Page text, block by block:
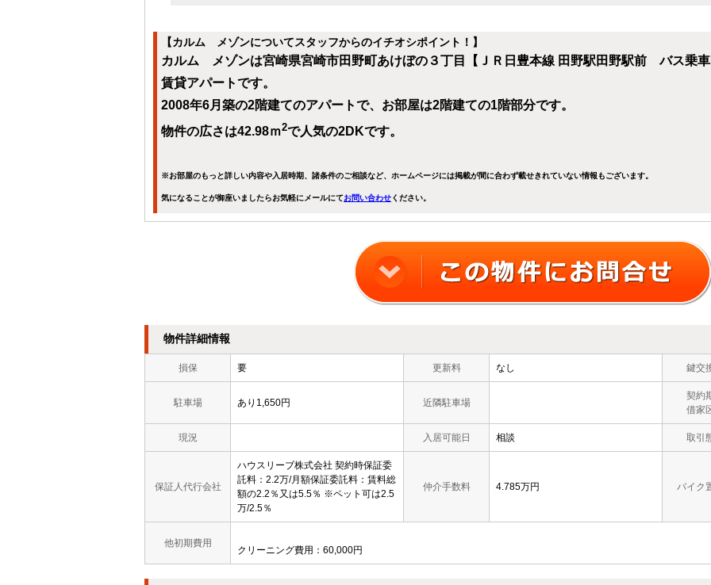
【カルム メゾンについてスタッフからのイチオシポイント！】
カルム メゾンは宮崎県宮崎市田野町あけぼの３丁目【ＪＲ日豊本線 田野駅田野駅前 バス乗
賃貸アパートです。
2008年6月築の2階建てのアパートで、お部屋は2階建ての1階部分です。
物件の広さは42.98ｍ2で人気の2DKです。
※お部屋のもっと詳しい内容や入居時期、諸条件のご相談など、ホームページには掲載が間に合わず載せきれていない情報もございます。
気になることが御座いましたらお気軽にメールにてお問い合わせください。
物件詳細情報
損保 要 更新料 なし 鍵交
駐車場 あり1,650円 近隣駐車場
契約
借家
現況 入居可能日 相談 取引
保証人代行会社
ハウスリーブ株式会社 契約時保証委
託料：2.2万/月額保証委託料：賃料総
額の2.2％又は5.5％ ※ペット可は2.5
万/2.5％
仲介手数料 4.785万円 バイク
他初期費用
クリーニング費用：60,000円